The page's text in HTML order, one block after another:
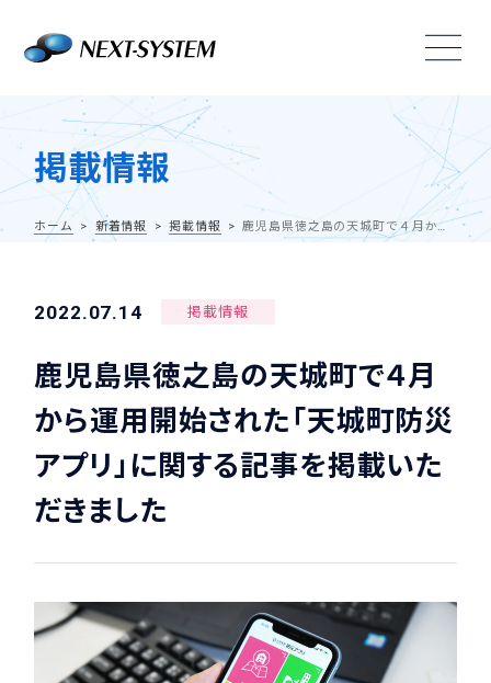
掲載情報
ホーム 新着情報 掲載情報 鹿児島県徳之島の天城町で４月から運用開始された「天城町防災アプリ」に関する記事を掲載いただきました
2022.07.14 掲載情報
鹿児島県徳之島の天城町で４月
から運用開始された「天城町防災
アプリ」に関する記事を掲載いた
だきました